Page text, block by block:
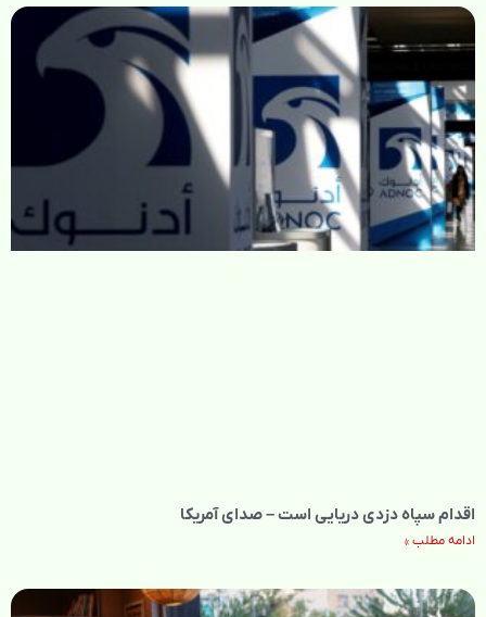
اقدام سپاه دزدی دریایی است – صدای آمریکا
ادامه مطلب »